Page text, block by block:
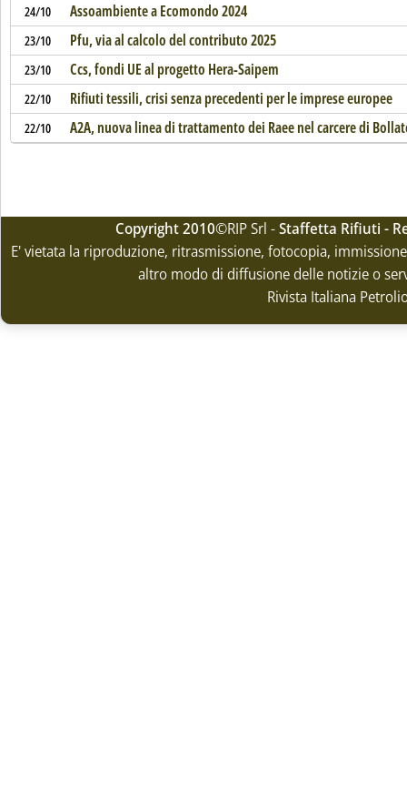
24/10 Assoambiente a Ecomondo 2024
23/10 Pfu, via al calcolo del contributo 2025
23/10 Ccs, fondi UE al progetto Hera-Saipem
22/10 Rifiuti tessili, crisi senza precedenti per le imprese europee
22/10 A2A, nuova linea di trattamento dei Raee nel carcere di
Copyright 2010©RIP Srl -Staffetta Rifiuti -
E' vietata la riproduzione, ritrasmissione, fotocopia,
altro modo di diffusione delle notizie o
Rivista Italiana